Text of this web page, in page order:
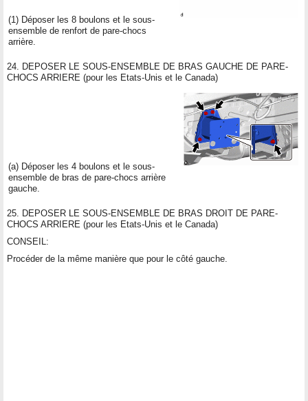
(1) Déposer les 8 boulons et le sous-
ensemble de renfort de pare-chocs
arrière.
24. DEPOSER LE SOUS-ENSEMBLE DE BRAS GAUCHE DE PARE-
CHOCS ARRIERE (pour les Etats-Unis et le Canada)
(a) Déposer les 4 boulons et le sous-
ensemble de bras de pare-chocs arrière
gauche.
25. DEPOSER LE SOUS-ENSEMBLE DE BRAS DROIT DE PARE-
CHOCS ARRIERE (pour les Etats-Unis et le Canada)
CONSEIL:
Procéder de la même manière que pour le côté gauche.